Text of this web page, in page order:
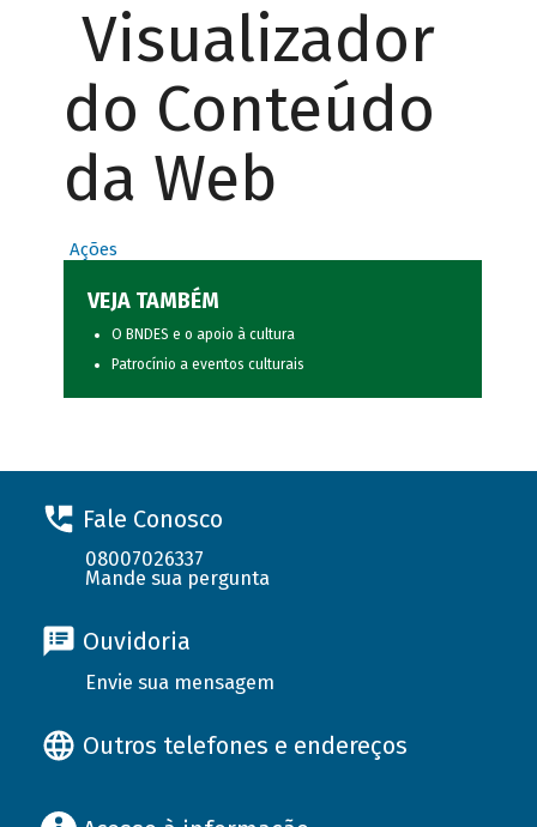
Visualizador
do Conteúdo
da Web
Ações
VEJA TAMBÉM
O BNDES e o apoio à cultura
Patrocínio a eventos culturais
Fale Conosco
08007026337
Mande sua pergunta
Ouvidoria
Envie sua mensagem
Outros telefones e endereços